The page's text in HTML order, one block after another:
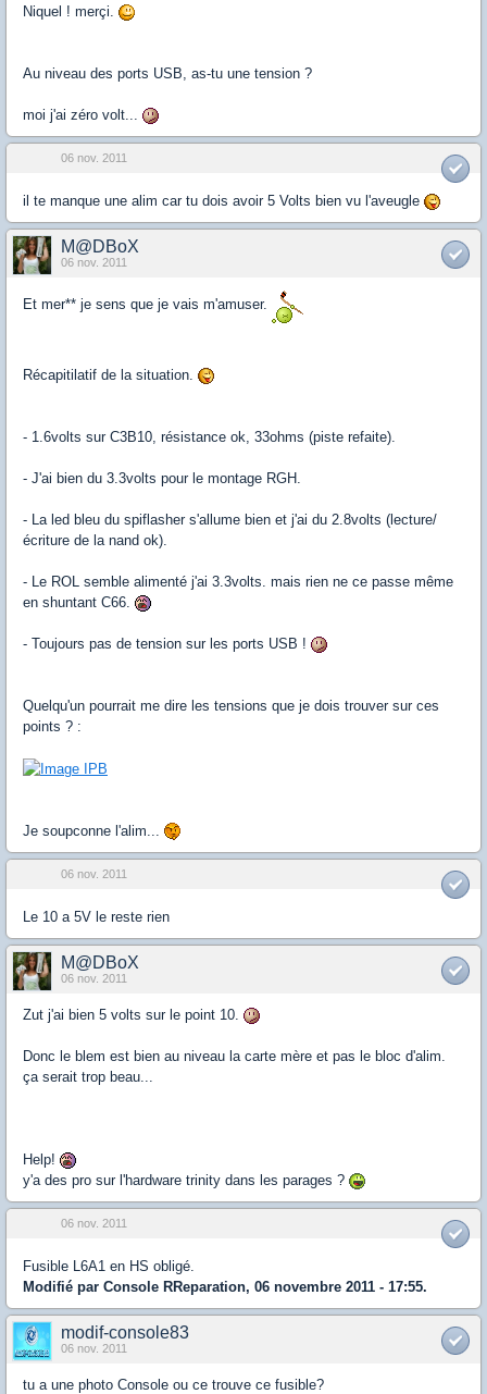
Niquel ! merçi.
Au niveau des ports USB, as-tu une tension ?
moi j'ai zéro volt...
06 nov. 2011
il te manque une alim car tu dois avoir 5 Volts bien vu l'aveugle
M@DBoX
06 nov. 2011
Et mer** je sens que je vais m'amuser.
Récapitilatif de la situation.
- 1.6volts sur C3B10, résistance ok, 33ohms (piste refaite).
- J'ai bien du 3.3volts pour le montage RGH.
- La led bleu du spiflasher s'allume bien et j'ai du 2.8volts (lecture/
écriture de la nand ok).
- Le ROL semble alimenté j'ai 3.3volts. mais rien ne ce passe même
en shuntant C66.
- Toujours pas de tension sur les ports USB !
Quelqu'un pourrait me dire les tensions que je dois trouver sur ces
points ? :
Je soupconne l'alim...
06 nov. 2011
Le 10 a 5V le reste rien
M@DBoX
06 nov. 2011
Zut j'ai bien 5 volts sur le point 10.
Donc le blem est bien au niveau la carte mère et pas le bloc d'alim.
ça serait trop beau...
Help!
y'a des pro sur l'hardware trinity dans les parages ?
06 nov. 2011
Fusible L6A1 en HS obligé.
Modifié par Console RReparation, 06 novembre 2011 - 17:55.
modif-console83
06 nov. 2011
tu a une photo Console ou ce trouve ce fusible?